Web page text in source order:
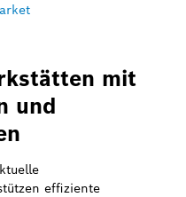
mit
und
effiziente